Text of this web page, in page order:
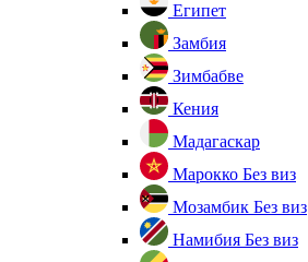
Египет
Замбия
Зимбабве
Кения
Мадагаскар
Марокко Без виз
Мозамбик Без виз
Намибия Без виз